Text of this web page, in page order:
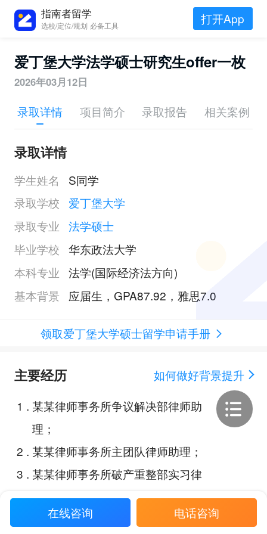
指南者留学
选校/定位/规划 必备工具 打开App
爱丁堡大学法学硕士研究生offer一枚
2026年03月12日
录取详情 项目简介 录取报告 相关案例
录取详情
学生姓名
S同学
录取学校 爱丁堡大学
录取专业 法学硕士
毕业学校 华东政法大学
本科专业 法学(国际经济法方向)
基本背景
应届生，GPA87.92，雅思7.0
领取爱丁堡大学硕士留学申请手册
主要经历
如何做好背景提升
1 . 某某律师事务所争议解决部律师助
理；
2 . 某某律师事务所主团队律师助理；
3 . 某某律师事务所破产重整部实习律
师；
某某人民法院审判监督三庭 法官
在线咨询 电话咨询